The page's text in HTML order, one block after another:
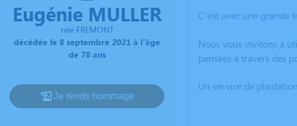
Eugénie MULLER
née FREMONT
décédée le 8 septembre 2021 à l'âge
de 78 ans
Je rends hommage
C’est avec une grande
Nous vous invitons à
pensées à travers des
Un service de